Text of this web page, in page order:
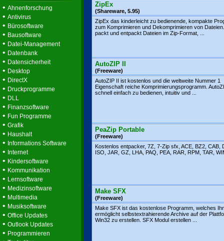
• Ahnenforschung
• Antivirus
• Bürosoftware
• Bausoftware
• Datei-Management
• Datenbank
• Datensicherheit
• Desktop
• DirectX
• Druckprogramme
• DLL
• Finanzsoftware
• Fun Programme
• Grafik
• Haushalt
• Informations Software
• Internet
• Kindersoftware
• Kommunikation
• Lernsoftware
• Medizinsoftware
• Multimedia
• Musiksoftware
• Office Updates
• Outlook Updates
• Programmieren
ZipEx
(Shareware, 5.95)
ZipEx das kinderleicht zu bedienende, kompakte
zum Komprimieren und Dekomprimieren von
packt und entpackt Dateien im Zip-Format, ...
AutoZIP II
(Freeware)
AutoZIP II ist kostenlos und die weltweite Nummer 1
Eigenschaft reiche Komprimierungsprogramm.
schnell einfach zu bedienen, intuitiv und ...
PeaZip Portable
(Freeware)
Kostenlos entpacker, 7Z, 7-Zip sfx, ACE, BZ2, CAB,
ISO, JAR, GZ, LHA, PAQ, PEA, RAR, RPM, TAR,
Make SFX
(Freeware)
Make SFX ist das kostenlose Programm, welches
ermöglicht selbstextrahierende Archive auf der
Win32 zu erstellen. SFX Modul erstellen ...